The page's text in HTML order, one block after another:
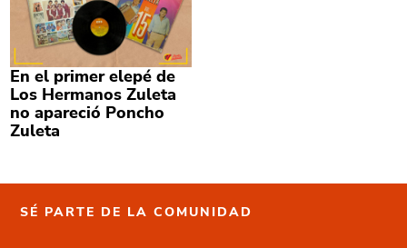
En el primer elepé de
Los Hermanos Zuleta
no apareció Poncho
Zuleta
SÉ PARTE DE LA COMUNIDAD